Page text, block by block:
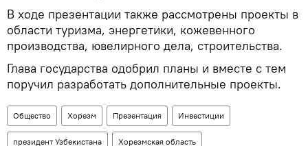
В ходе презентации также рассмотрены проекты в
области туризма, энергетики, кожевенного
производства, ювелирного дела, строительства.
Глава государства одобрил планы и вместе с тем
поручил разработать дополнительные проекты.
Общество Хорезм Презентация Инвестиции
президент Узбекистана Хорезмская область